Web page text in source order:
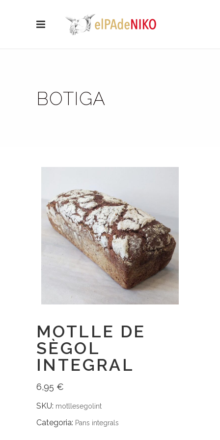
BOTIGA
MOTLLE DE
SÈGOL
INTEGRAL
6,95 €
SKU: motllesegolint
Categoria: Pans integrals